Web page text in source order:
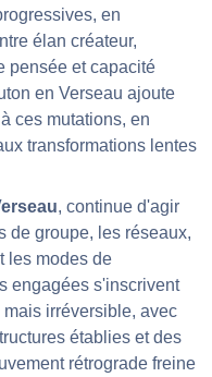
en
élan créateur,
pensée et capacité
en Verseau ajoute
ces mutations, en
transformations lentes
, continue d'agir
de groupe, les réseaux,
les modes de
engagées s'inscrivent
irréversible, avec
établies et des
rétrograde freine